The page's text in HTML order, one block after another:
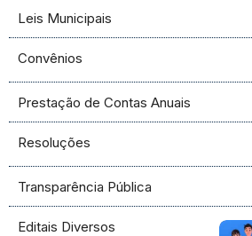
Leis Municipais
Convênios
Prestação de Contas Anuais
Resoluções
Transparência Pública
Editais Diversos